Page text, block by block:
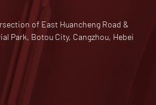
of East Huancheng Road &
Park, Botou City, Cangzhou, Hebei